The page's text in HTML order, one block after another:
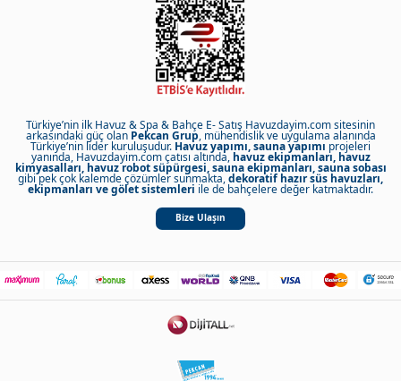
Türkiye’nin ilk Havuz & Spa & Bahçe E- Satış Havuzdayim.com sitesinin
arkasındaki güç olan Pekcan Grup, mühendislik ve uygulama alanında
Türkiye’nin lider kuruluşudur. Havuz yapımı, sauna yapımı projeleri
yanında, Havuzdayim.com çatısı altında, havuz ekipmanları, havuz
kimyasalları, havuz robot süpürgesi, sauna ekipmanları, sauna sobası
gibi pek çok kalemde çözümler sunmakta,dekoratif hazır süs havuzları,
ekipmanları ve gölet sistemleri ile de bahçelere değer katmaktadır.
Bize Ulaşın